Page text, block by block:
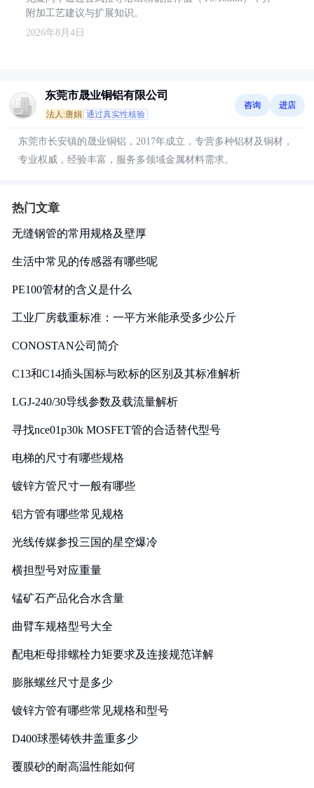
附加工艺建议与扩展知识。
2026年8月4日
东莞市晟业铜铝有限公司
法人:唐娟 通过真实性核验
咨询 进店
东莞市长安镇的晟业铜铝，2017年成立，专营多种铝材及铜材，
专业权威，经验丰富，服务多领域金属材料需求。
热门文章
无缝钢管的常用规格及壁厚
生活中常见的传感器有哪些呢
PE100管材的含义是什么
工业厂房载重标准：一平方米能承受多少公斤
CONOSTAN公司简介
C13和C14插头国标与欧标的区别及其标准解析
LGJ-240/30导线参数及载流量解析
寻找nce01p30k MOSFET管的合适替代型号
电梯的尺寸有哪些规格
镀锌方管尺寸一般有哪些
铝方管有哪些常见规格
光线传媒参投三国的星空爆冷
横担型号对应重量
锰矿石产品化合水含量
曲臂车规格型号大全
配电柜母排螺栓力矩要求及连接规范详解
膨胀螺丝尺寸是多少
镀锌方管有哪些常见规格和型号
D400球墨铸铁井盖重多少
覆膜砂的耐高温性能如何